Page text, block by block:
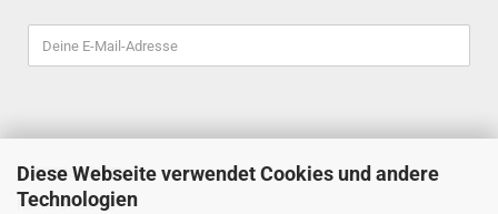
Diese Webseite verwendet Cookies und andere
Technologien
ESPRESSOINDEX
Reiner Schiefler